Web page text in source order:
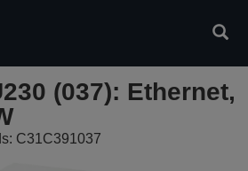
(037): Ethernet,
C31C391037